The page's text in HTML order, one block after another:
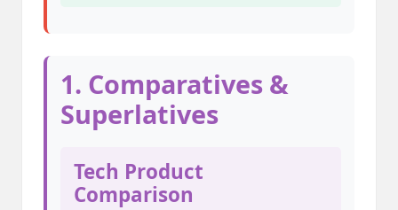
1. Comparatives &
Superlatives
Tech Product
Comparison